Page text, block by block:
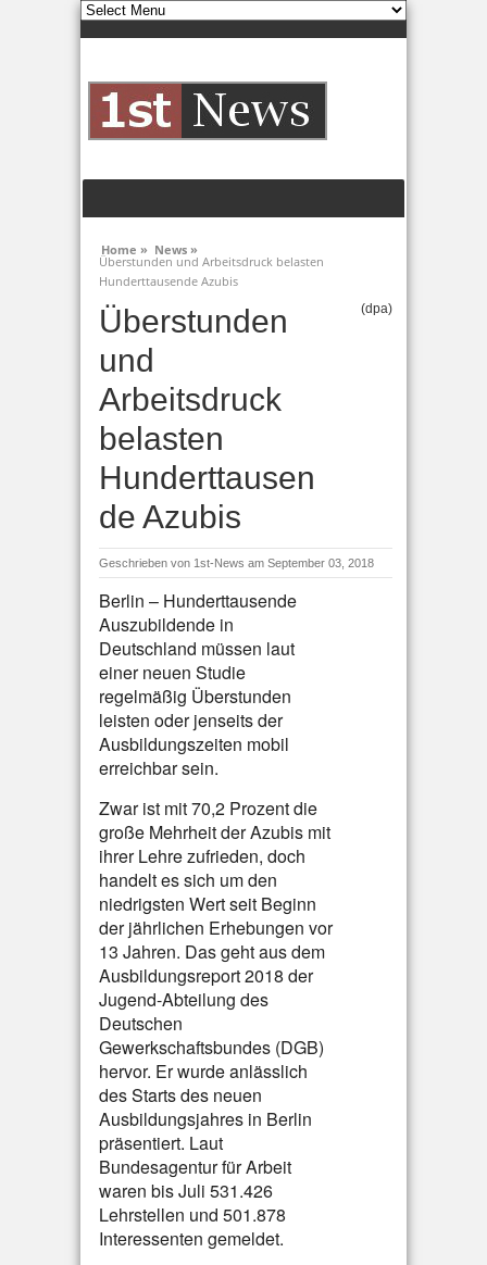
Home » News »
Überstunden und Arbeitsdruck belasten
Hunderttausende Azubis
Überstunden
und
Arbeitsdruck
belasten
Hunderttausen
de Azubis
(dpa)
Geschrieben von 1st-News am September 03, 2018
Berlin – Hunderttausende
Auszubildende in
Deutschland müssen laut
einer neuen Studie
regelmäßig Überstunden
leisten oder jenseits der
Ausbildungszeiten mobil
erreichbar sein.
Zwar ist mit 70,2 Prozent die
große Mehrheit der Azubis mit
ihrer Lehre zufrieden, doch
handelt es sich um den
niedrigsten Wert seit Beginn
der jährlichen Erhebungen vor
13 Jahren. Das geht aus dem
Ausbildungsreport 2018 der
Jugend-Abteilung des
Deutschen
Gewerkschaftsbundes (DGB)
hervor. Er wurde anlässlich
des Starts des neuen
Ausbildungsjahres in Berlin
präsentiert. Laut
Bundesagentur für Arbeit
waren bis Juli 531.426
Lehrstellen und 501.878
Interessenten gemeldet.